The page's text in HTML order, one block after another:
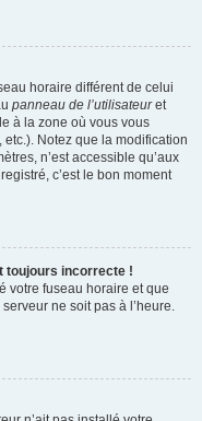
horaire différent de celui
panneau de l’utilisateuret
à la zone où vous vous
etc.). Notez que la modification
n’est accessible qu’aux
c’est le bon moment
toujours incorrecte !
votre fuseau horaire et que
ne soit pas à l’heure.